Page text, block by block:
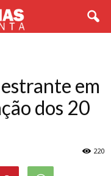
em
dos 20
220